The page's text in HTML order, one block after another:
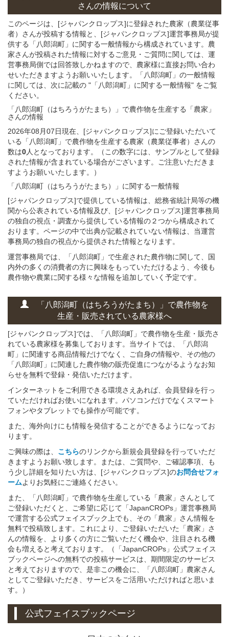
さんの情報について
このページは、[ジャパンクロップス]に登録された農家（農業従事
者）さんが投稿する情報と、[ジャパンクロップス]運営事務局が提
供する「八郎潟町」に関する一般情報から構成されています。農
家さんが投稿された情報に対するご意見・ご質問に関しては、運
営事務局側では回答致しかねますので、農家様に直接お問い合わ
せいただきますようお願いいたします。「八郎潟町」の一般情報
に関しては、次に記載の "「八郎潟町」に関する一般情報" をご覧
ください。
「八郎潟町（はちろうがたまち）」 で農作物を生産する
「農家」
さんの情報
2026年08月07日現在、[ジャパンクロップス]にご登録いただいて
いる「八郎潟町」で農作物を生産する農家（農業従事者）さんの
数は0人となっております。（この数字には、サンプルとして登録
された情報が含まれている場合がございます。ご注意いただきま
すようお願いいたします。）
「八郎潟町（はちろうがたまち）」 に関する一般情報
[ジャパンクロップス]で提供している情報は、総務省統計局等の機
関から公表されている情報及び、[ジャパンクロップス]運営事務局
の独自の視点・調査から提供している情報の２つから構成されて
おります。ページの中で出典が記載されていない情報は、当運営
事務局の独自の視点から提供された情報となります。
運営事務局では、「八郎潟町」で生産された農作物に関して、国
内外の多くの消費者の方に興味をもっていただけるよう、今後も
農作物や農業に関する様々な情報を追加していく予定です。
「八郎潟町（はちろうがたまち）」 で農作物を
生産・販売されている農家様へ
[ジャパンクロップス]では、「八郎潟町」で農作物を生産・販売さ
れている農家様を募集しております。当サイトでは、「八郎潟
町」に関連する商品情報だけでなく、ご自身の情報や、その他の
「八郎潟町」に関連した農作物の販売促進につながるようなお知
らせを無料で登録・発信いただけます。
インターネットをご利用できる環境さえあれば、会員登録を行っ
ていただければお使いになれます。パソコンだけでなくスマート
フォンやタブレットでも操作が可能です。
また、海外向けにも情報を発信することができるようになってお
ります。
ご興味の際は、 こちらのリンクから新規会員登録を行っていただ
きますようお願い致します。または、ご質問や、ご確認事項、も
う少し詳細を知りたい方は、[ジャパンクロップス]のお問合せフォ
ームよりお気軽にご連絡ください。
また、「八郎潟町」で農作物を生産している「農家」さんとして
ご登録いただくと、ご希望に応じて「JapanCROPs」運営事務局
で運営する公式フェイスブック上でも、その「農家」さん情報を
無料で投稿致します。これにより、ご登録いただいた「農家」さ
んの情報を、より多くの方にご覧いただく機会や、注目される機
会も増えると考えております。（「JapanCROPs」公式フェイス
ブックページへの無料での投稿サービスは、期間限定のサービス
と考えておりますので、是非この機会に、「八郎潟町」農家さん
としてご登録いただき、サービスをご活用いただければと思いま
す。）
公式フェイスブックページ